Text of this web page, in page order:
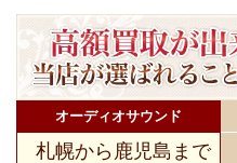
オーディオサウンド
札幌から鹿児島まで